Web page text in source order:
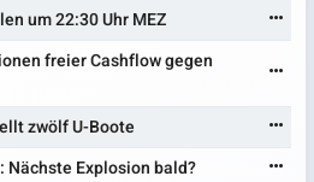
um 22:30 Uhr MEZ
freier Cashflow gegen
zwölf U-Boote
Nächste Explosion bald?